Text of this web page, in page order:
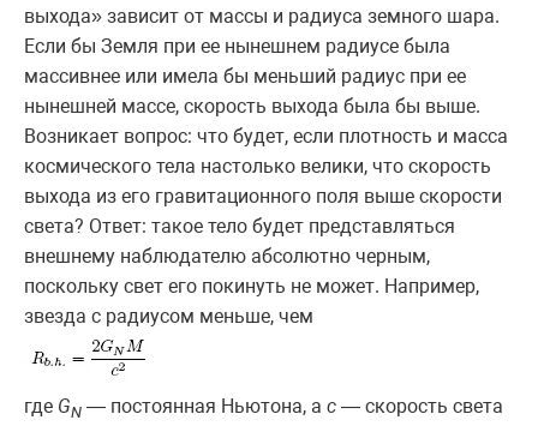
выхода» зависит от массы и радиуса земного шара.
Если бы Земля при ее нынешнем радиусе была
массивнее или имела бы меньший радиус при ее
нынешней массе, скорость выхода была бы выше.
Возникает вопрос: что будет, если плотность и масса
космического тела настолько велики, что скорость
выхода из его гравитационного поля выше скорости
света? Ответ: такое тело будет представляться
внешнему наблюдателю абсолютно черным,
поскольку свет его покинуть не может. Например,
звезда с радиусом меньше, чем
где GN — постоянная Ньютона, а с — скорость света